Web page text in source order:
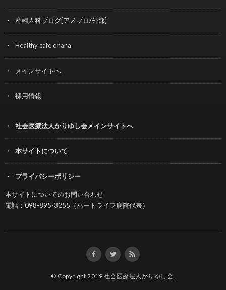
産婦人科ブログ[アメブロ/外部]
Healthy cafe ohana
メインサイトへ
採用情報
社会医療法人かりゆし会メインサイトへ
本サイトについて
プライバシーポリシー
本サイトについてのお問い合わせ
電話：098-895-3255（ハートライフ病院代表）
© Copyright 2019 社会医療法人かりゆし会.